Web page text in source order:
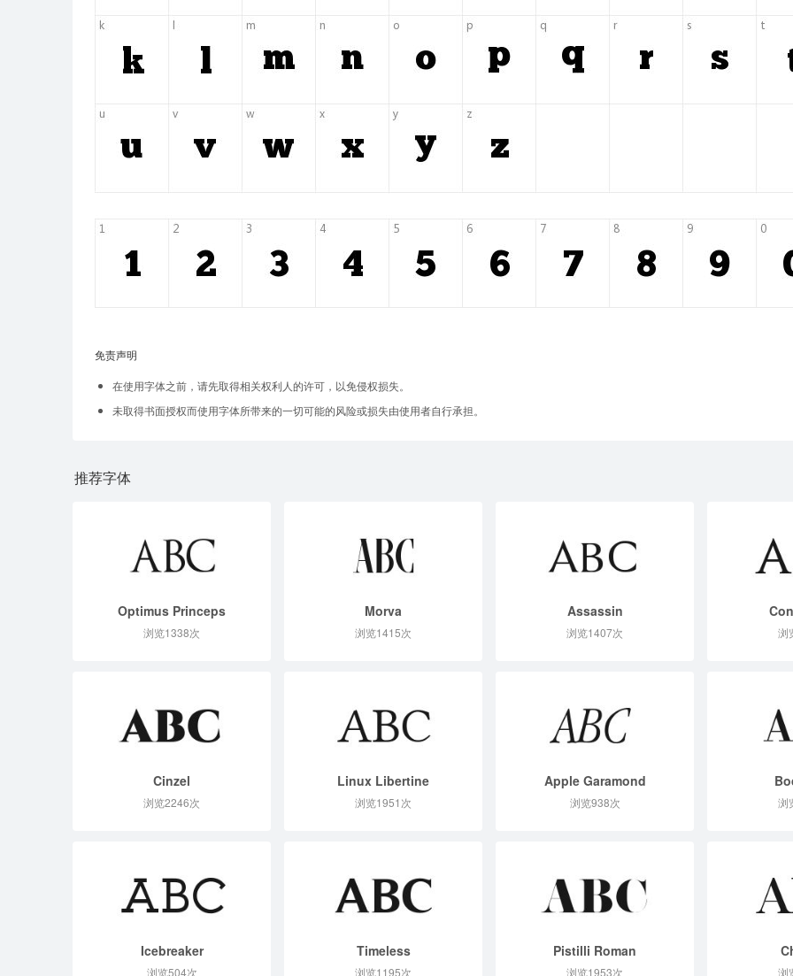
免责声明
在使用字体之前，请先取得相关权利人的许可，以免侵权损失。
未取得书面授权而使用字体所带来的一切可能的风险或损失由使用者自行承担。
推荐字体
Optimus Princeps
浏览1338次
Morva
浏览1415次
Assassin
浏览1407次 浏
Cinzel
浏览2246次
Linux Libertine
浏览1951次
Apple Garamond
浏览938次 浏
Icebreaker
浏览504次
Timeless
浏览1195次
Pistilli Roman
浏览1953次 浏